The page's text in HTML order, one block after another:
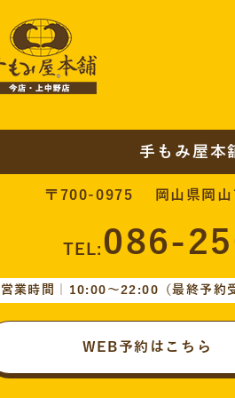
手もみ屋本
〒700-0975 岡山県岡山
TEL: 086-
営業時間｜10:00〜22:00 （最終予約
WEB予約はこちら